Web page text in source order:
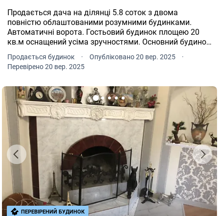
Продається дача на ділянці 5.8 соток з двома
повністю облаштованими розумними будинками.
Автоматичні ворота. Гостьовий будинок площею 20
кв.м оснащений усіма зручностями. Основний будинок
площею 35 кв.м також обладнаний усім необхідним,
включаючи посудомийну машину, пральну машинку з
сушкою, систему фільтрації води, тепловий насос і
альтанка 5 на 8 метрів, басейн 6 на 3 метра, а також є
продумане озеленення і система автоматичного
поливу. Для забезпечення комфорту та безпеки
встановлено генератор і акумулятор резервного
живлення, глибока свердловина на 72 метри,
оптоволоконний інтернет, сигналізація AJAX з
охоронною службою та камери відеоспостереження.
Всі споруди та інфраструктура були виготовлені у 2023
році за сучасними технологіями. Ідеально підходить як
для особистого використання, так і для бізнесу. В кінці
вулиці метрів 50 чисте озеро мартишев! Робилося все
для себе! Номер оголошення на сайті компанії: SH-202-
495-DR.
Продається будинок · Опубліковано 20 вер. 2025
·
Перевірено 20 вер. 2025
ПЕРЕВІРЕНИЙ БУДИНОК